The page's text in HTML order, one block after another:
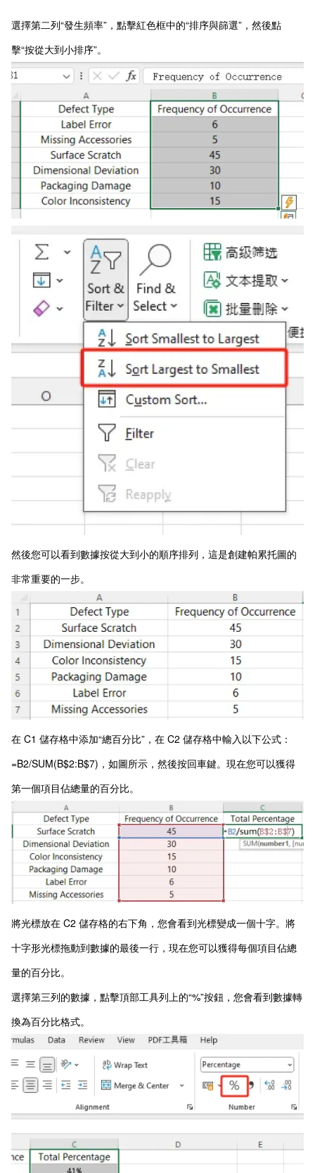
選擇第二列“發生頻率”，點擊紅色框中的“排序與篩選”，然後點
擊“按從大到小排序”。
然後您可以看到數據按從大到小的順序排列，這是創建帕累托圖的
非常重要的一步。
在 C1 儲存格中添加“總百分比”，在 C2 儲存格中輸入以下公式：
=B2/SUM(B$2:B$7)，如圖所示，然後按回車鍵。現在您可以獲得
第一個項目佔總量的百分比。
將光標放在 C2 儲存格的右下角，您會看到光標變成一個十字。將
十字形光標拖動到數據的最後一行，現在您可以獲得每個項目佔總
量的百分比。
選擇第三列的數據，點擊頂部工具列上的“%”按鈕，您會看到數據轉
換為百分比格式。